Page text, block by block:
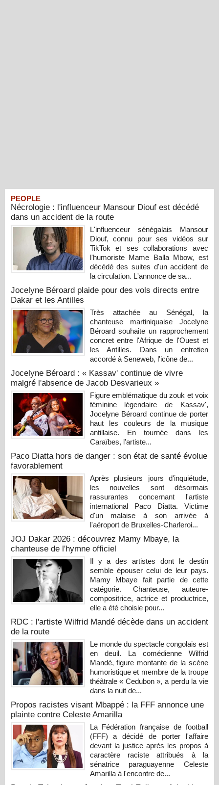
PEOPLE
Nécrologie : l'influenceur Mansour Diouf est décédé
dans un accident de la route
L'influenceur sénégalais Mansour
Diouf, connu pour ses vidéos sur
TikTok et ses collaborations avec
l'humoriste Mame Balla Mbow, est
décédé des suites d'un accident de
la circulation. L'annonce de sa...
Jocelyne Béroard plaide pour des vols directs entre
Dakar et les Antilles
Très attachée au Sénégal, la
chanteuse martiniquaise Jocelyne
Béroard souhaite un rapprochement
concret entre l'Afrique de l'Ouest et
les Antilles. Dans un entretien
accordé à Seneweb, l'icône de...
Jocelyne Béroard : « Kassav' continue de vivre
malgré l'absence de Jacob Desvarieux »
Figure emblématique du zouk et voix
féminine légendaire de Kassav',
Jocelyne Béroard continue de porter
haut les couleurs de la musique
antillaise. En tournée dans les
Caraïbes, l'artiste...
Paco Diatta hors de danger : son état de santé évolue
favorablement
Après plusieurs jours d'inquiétude,
les nouvelles sont désormais
rassurantes concernant l'artiste
international Paco Diatta. Victime
d'un malaise à son arrivée à
l'aéroport de Bruxelles-Charleroi...
JOJ Dakar 2026 : découvrez Mamy Mbaye, la
chanteuse de l'hymne officiel
Il y a des artistes dont le destin
semble épouser celui de leur pays.
Mamy Mbaye fait partie de cette
catégorie. Chanteuse, auteure-
compositrice, actrice et productrice,
elle a été choisie pour...
RDC : l'artiste Wilfrid Mandé décède dans un accident
de la route
Le monde du spectacle congolais est
en deuil. La comédienne Wilfrid
Mandé, figure montante de la scène
humoristique et membre de la troupe
théâtrale « Cedubon », a perdu la vie
dans la nuit de...
Propos racistes visant Mbappé : la FFF annonce une
plainte contre Celeste Amarilla
La Fédération française de football
(FFF) a décidé de porter l'affaire
devant la justice après les propos à
caractère raciste attribués à la
sénatrice paraguayenne Celeste
Amarilla à l'encontre de...